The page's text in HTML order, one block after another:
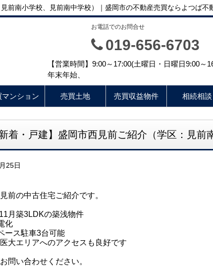
前南小学校、見前南中学校）｜盛岡市の不動産売買ならよつば不
お電話でのお問合せ
019-656-6703
【営業時間】9:00～17:00(土曜日・日曜日9:00
年末年始、
マンション 売買土地 売買収益物件 相続相談
新着・戸建】盛岡市西見前ご紹介（学区：見
25日
前の中古住宅ご紹介です。
月築3LDKの築浅物件
化
ース駐車3台可能
大エリアへのアクセスも良好です
問い合わせください。